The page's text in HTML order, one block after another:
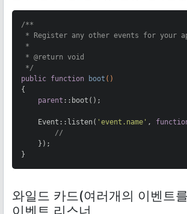
/**
* Register any other events for your
*
* @return void
*/
public function boot ()
{
parent ::boot();
    Event::listen(
'event.name' ,
//
    });
}
와일드 카드(여러개의 이벤트
이벤트 리스너